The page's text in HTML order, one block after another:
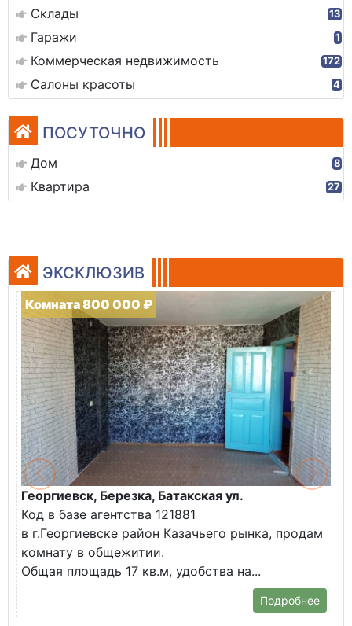
Склады 13
Гаражи 1
Коммерческая недвижимость 172
Салоны красоты 4
ПОСУТОЧНО
Дом 8
Квартира 27
ЭКСКЛЮЗИВ
Комната 800 000 ₽
Георгиевск, Березка, Батакская ул.
Код в базе агентства 121881
в г.Георгиевске район Казачьего рынка, продам
комнату в общежитии.
Общая площадь 17 кв.м, удобства на...
Подробнее